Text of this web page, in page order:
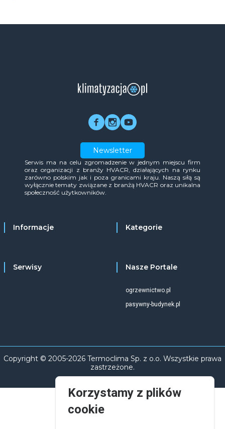
Newsletter
Serwis ma na celu zgromadzenie w jednym miejscu firm
oraz organizacji z branży HVACR, działających na rynku
zarówno polskim jak i poza granicami kraju. Naszą siłą są
wyłącznie tematy związane z branżą HVACR oraz unikalna
społeczność użytkowników.
Informacje Kategorie
Serwisy Nasze Portale
ogrzewnictwo.pl
pasywny-budynek.pl
Copyright © 2005-2026 Termoclima Sp. z o.o. Wszystkie prawa
zastrzeżone.
Korzystamy z plików
cookie